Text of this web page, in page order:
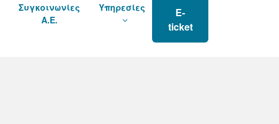
Συγκοινωνίες
Α.Ε.
Υπηρεσίες
E-
ticket